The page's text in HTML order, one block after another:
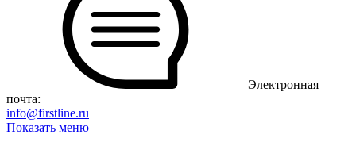
Электронная
почта:
info@firstline.ru
Показать меню